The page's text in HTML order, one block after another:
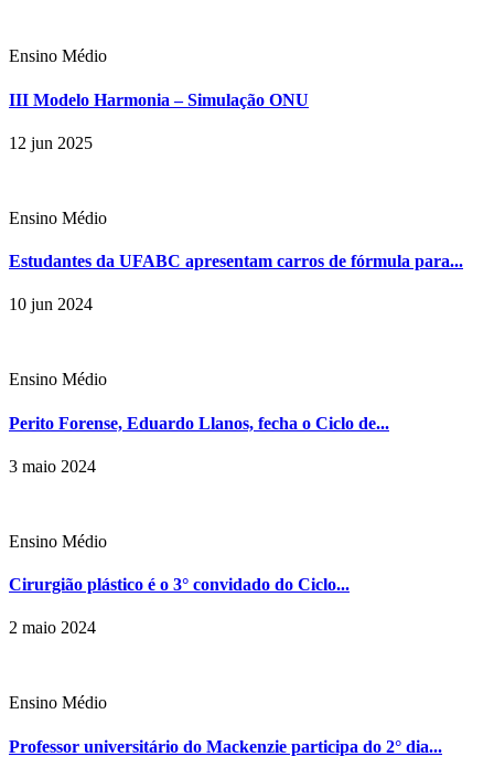
Ensino Médio
III Modelo Harmonia – Simulação ONU
12 jun 2025
Ensino Médio
Estudantes da UFABC apresentam carros de fórmula para...
10 jun 2024
Ensino Médio
Perito Forense, Eduardo Llanos, fecha o Ciclo de...
3 maio 2024
Ensino Médio
Cirurgião plástico é o 3° convidado do Ciclo...
2 maio 2024
Ensino Médio
Professor universitário do Mackenzie participa do 2° dia...